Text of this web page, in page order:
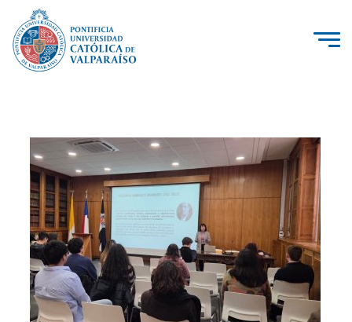
PUCV Internacional
Vinculación con el Medio
Admisión
Pregrado
Postgrado